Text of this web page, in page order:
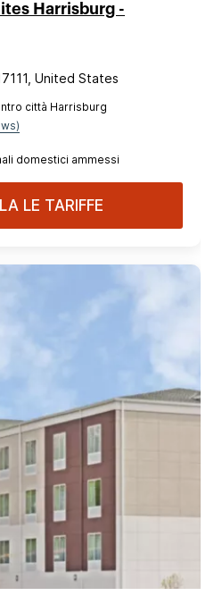
Harrisburg -
United States
città Harrisburg
domestici ammessi
LE TARIFFE